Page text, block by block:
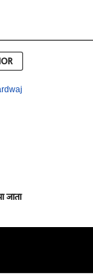
जाता